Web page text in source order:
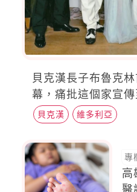
貝克漢長子布魯克
幕，痛批這個家宣
貼文讓他
貝克漢 維多利亞
專
高
醫